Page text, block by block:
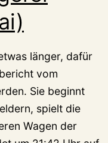
länger, dafür
vom
Sie beginnt
spielt die
Wagen der